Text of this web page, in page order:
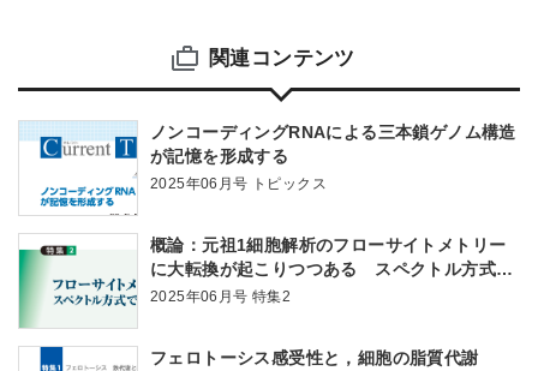
関連コンテンツ
ノンコーディングRNAによる三本鎖ゲノム構造
が記憶を形成する
2025年06月号 トピックス
概論：元祖1細胞解析のフローサイトメトリー
に大転換が起こりつつある スペクトル方式と
nanoFACS解析
2025年06月号 特集2
フェロトーシス感受性と，細胞の脂質代謝